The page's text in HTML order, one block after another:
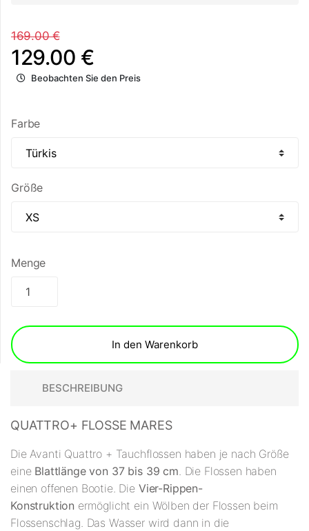
169.00 €
129.00 €
Beobachten Sie den Preis
Farbe
Größe
Menge
In den Warenkorb
BESCHREIBUNG
QUATTRO+ FLOSSE MARES
Die Avanti Quattro + Tauchflossen haben je nach Größe
eine Blattlänge von 37 bis 39 cm. Die Flossen haben
einen offenen Bootie. Die Vier-Rippen-
Konstruktion ermöglicht ein Wölben der Flossen beim
Flossenschlag. Das Wasser wird dann in die